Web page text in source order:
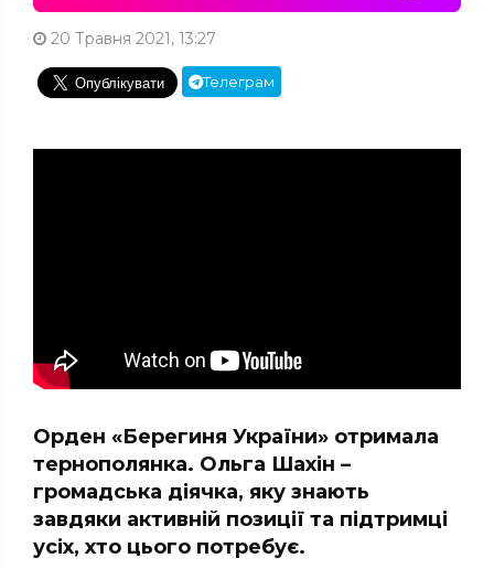
20 Травня 2021, 13:27
Телеграм
Орден «Берегиня України» отримала
тернополянка. Ольга Шахін –
громадська діячка, яку знають
завдяки активній позиції та підтримці
усіх, хто цього потребує.